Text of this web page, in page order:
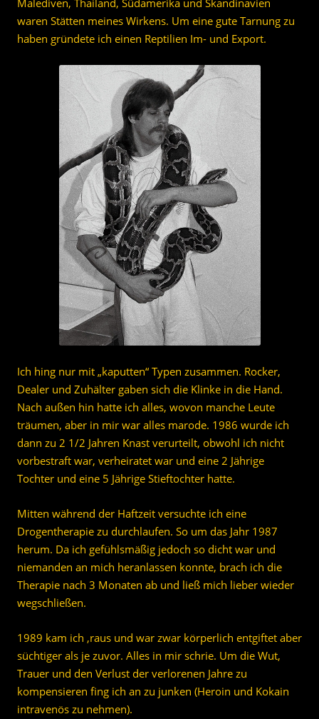
Malediven, Thailand, Südamerika und Skandinavien
waren Stätten meines Wirkens. Um eine gute Tarnung zu
haben gründete ich einen Reptilien Im- und Export.
Ich hing nur mit „kaputten“ Typen zusammen. Rocker,
Dealer und Zuhälter gaben sich die Klinke in die Hand.
Nach außen hin hatte ich alles, wovon manche Leute
träumen, aber in mir war alles marode. 1986 wurde ich
dann zu 2 1/2 Jahren Knast verurteilt, obwohl ich nicht
vorbestraft war, verheiratet war und eine 2 Jährige
Tochter und eine 5 Jährige Stieftochter hatte.
Mitten während der Haftzeit versuchte ich eine
Drogentherapie zu durchlaufen. So um das Jahr 1987
herum. Da ich gefühlsmäßig jedoch so dicht war und
niemanden an mich heranlassen konnte, brach ich die
Therapie nach 3 Monaten ab und ließ mich lieber wieder
wegschließen.
1989 kam ich ‚raus und war zwar körperlich entgiftet aber
süchtiger als je zuvor. Alles in mir schrie. Um die Wut,
Trauer und den Verlust der verlorenen Jahre zu
kompensieren fing ich an zu junken (Heroin und Kokain
intravenös zu nehmen).